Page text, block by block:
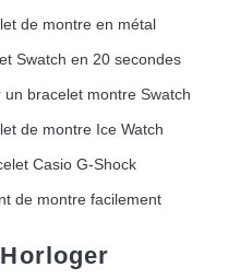
de montre en métal
Swatch en 20 secondes
bracelet montre Swatch
de montre Ice Watch
Casio G-Shock
de montre facilement